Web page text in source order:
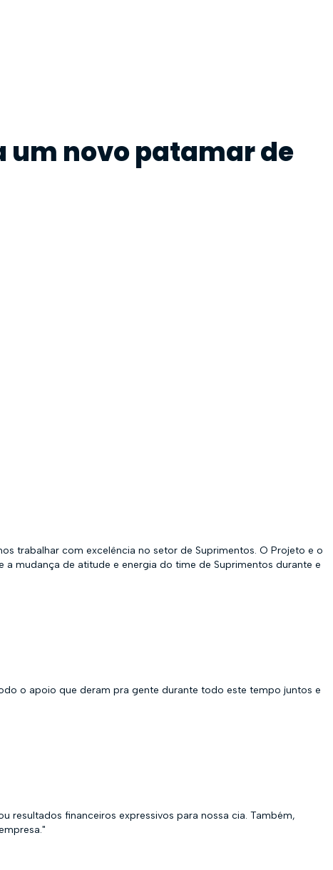
um novo patamar de
trabalhar com excelência no setor de Suprimentos. O Projeto e o
a mudança de atitude e energia do time de Suprimentos durante e
o apoio que deram pra gente durante todo este tempo juntos e
resultados financeiros expressivos para nossa cia. Também,